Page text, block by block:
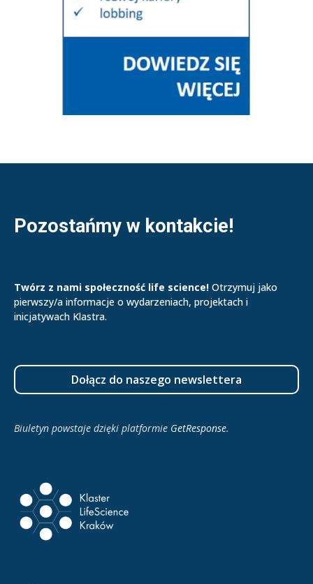
Pozostańmy w kontakcie!
Twórz z nami społeczność life science! Otrzymuj jako
pierwszy/a informacje o wydarzeniach, projektach i
inicjatywach Klastra.
Dołącz do naszego newslettera
Biuletyn powstaje dzięki platformie GetResponse.